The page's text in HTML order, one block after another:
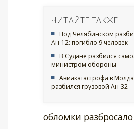
ЧИТАЙТЕ ТАКЖЕ
Под Челябинском
Ан-12: погибло 9 человек
В Судане разбился
министром обороны
Авиакатастрофа в
разбился грузовой Ан-32
обломки